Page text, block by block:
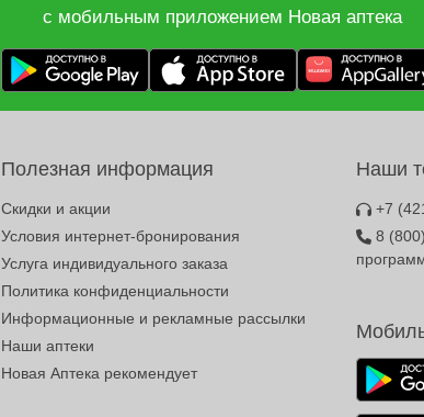
с мобильным приложением Новая аптека
Полезная информация
Скидки и акции
Условия интернет-бронирования
Услуга индивидуального заказа
Политика конфиденциальности
Информационные и рекламные рассылки
Наши аптеки
Новая Аптека рекомендует
Наши
+7
8